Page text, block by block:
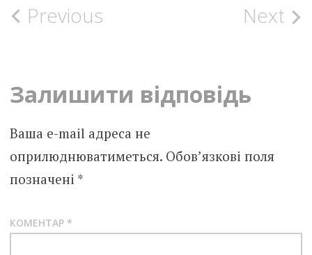
Post
Previous Next
Залишити відповідь
Ваша e-mail адреса не
оприлюднюватиметься. Обов’язкові поля
позначені *
КОМЕНТАР *